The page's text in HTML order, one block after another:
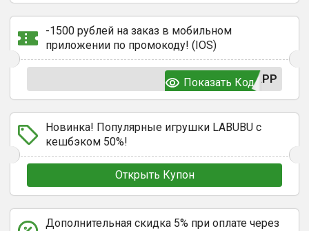
-1500 рублей на заказ в мобильном
приложении по промокоду! (IOS)
APP
Показать Код
Новинка! Популярные игрушки LABUBU с
кешбэком 50%!
Открыть Купон
Дополнительная скидка 5% при оплате через